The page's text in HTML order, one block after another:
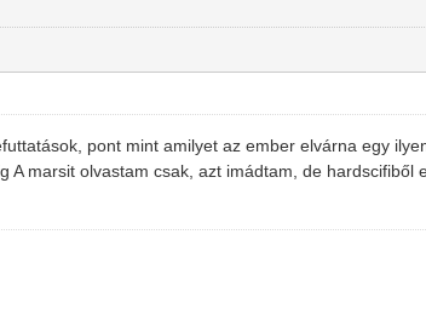
pont mint amilyet az ember elvárna egy
A marsit olvastam csak, azt imádtam, de hardscifiből